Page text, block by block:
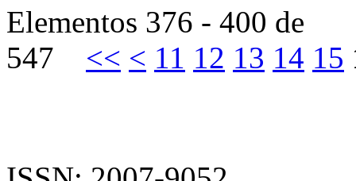
Elementos 376 - 400 de
547 << < 11 12 13 14 15